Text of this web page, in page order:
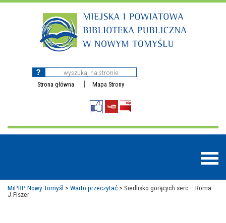
Strona główna Mapa Strony
MiPBP Nowy Tomyśl > Warto przeczytać > Siedlisko gorących serc – Roma
J.Fiszer